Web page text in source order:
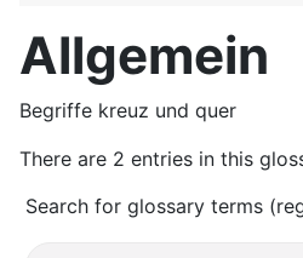
Allgemein
Begriffe kreuz und quer
There are 2 entries in this
Search for glossary terms